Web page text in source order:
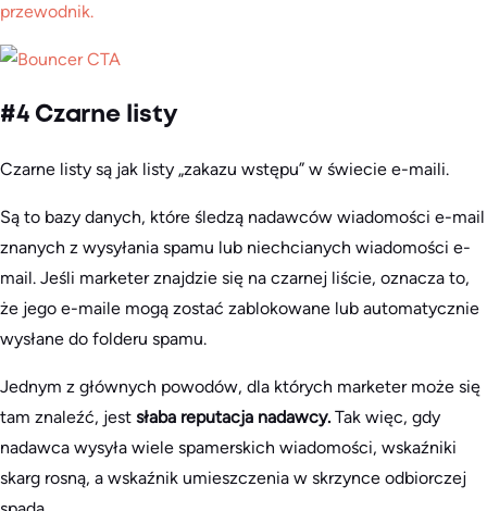
przewodnik.
#4 Czarne listy
Czarne listy są jak listy „zakazu wstępu” w świecie e-maili.
Są to bazy danych, które śledzą nadawców wiadomości e-mail
znanych z wysyłania spamu lub niechcianych wiadomości e-
mail. Jeśli marketer znajdzie się na czarnej liście, oznacza to,
że jego e-maile mogą zostać zablokowane lub automatycznie
wysłane do folderu spamu.
Jednym z głównych powodów, dla których marketer może się
tam znaleźć, jest słaba reputacja nadawcy. Tak więc, gdy
nadawca wysyła wiele spamerskich wiadomości, wskaźniki
skarg rosną, a wskaźnik umieszczenia w skrzynce odbiorczej